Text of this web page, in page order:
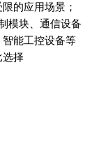
的应用场景；
模块、通信设备
能工控设备等
择